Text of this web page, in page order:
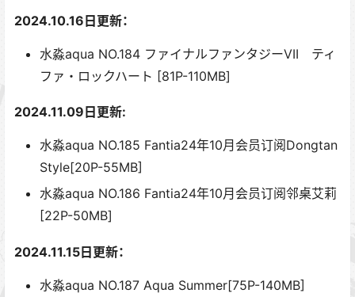
2024.10.16日更新：
水淼aqua NO.184 ファイナルファンタジーVII ティ
ファ・ロックハート [81P-110MB]
2024.11.09日更新:
水淼aqua NO.185 Fantia24年10月会员订阅Dongtan
Style[20P-55MB]
水淼aqua NO.186 Fantia24年10月会员订阅邻桌艾莉
[22P-50MB]
2024.11.15日更新：
水淼aqua NO.187 Aqua Summer[75P-140MB]